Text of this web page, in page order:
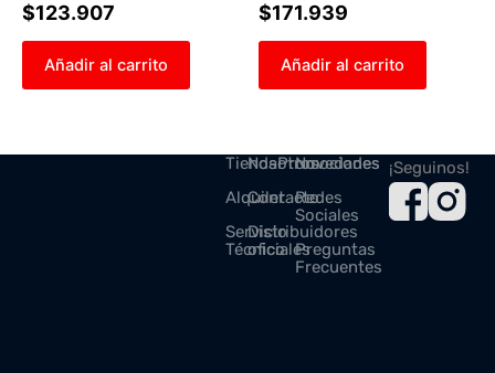
$123.907
Añadir al carrito
$171.939
Añadir al carrito
Tienda
Alquiler
Servicio
Técnico
Nosotros
Contacto
Distribuidores
oficiales
Promociones
Novedades
Redes
Sociales
Preguntas
Frecuentes
¡Seguinos!